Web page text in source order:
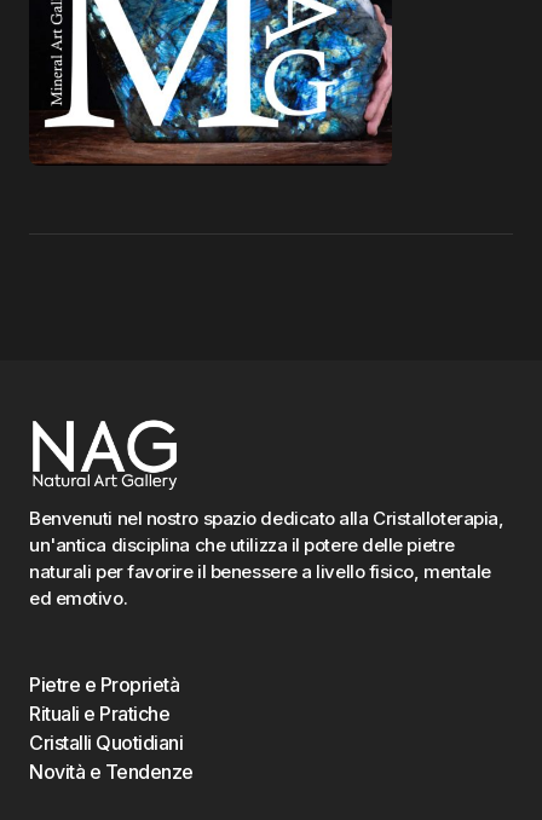
Benvenuti nel nostro spazio dedicato alla Cristalloterapia,
un'antica disciplina che utilizza il potere delle pietre
naturali per favorire il benessere a livello fisico, mentale
ed emotivo.
Pietre e Proprietà
Rituali e Pratiche
Cristalli Quotidiani
Novità e Tendenze